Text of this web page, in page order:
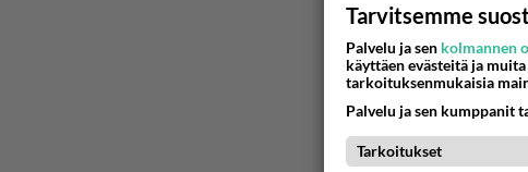
No ei
yhden
Äänestä
Tarvitsemme
Palvelu ja sen kolmannen
käyttäen evästeitä ja
tarkoituksenmukaisia
Palvelu ja sen kumppanit
Tarkoitukset